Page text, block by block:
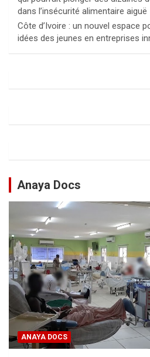
dans l’insécurité alimentaire aiguë
Côte d’Ivoire : un nouvel espace
idées des jeunes en entreprises
Anaya Docs
ANAYA DOCS